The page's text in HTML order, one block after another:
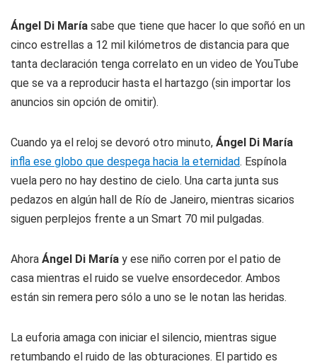
Ángel Di María sabe que tiene que hacer lo que soñó en un
cinco estrellas a 12 mil kilómetros de distancia para que
tanta declaración tenga correlato en un video de YouTube
que se va a reproducir hasta el hartazgo (sin importar los
anuncios sin opción de omitir).
Cuando ya el reloj se devoró otro minuto, Ángel Di María
infla ese globo que despega hacia la eternidad. Espínola
vuela pero no hay destino de cielo. Una carta junta sus
pedazos en algún hall de Río de Janeiro, mientras sicarios
siguen perplejos frente a un Smart 70 mil pulgadas.
Ahora Ángel Di María y ese niño corren por el patio de
casa mientras el ruido se vuelve ensordecedor. Ambos
están sin remera pero sólo a uno se le notan las heridas.
La euforia amaga con iniciar el silencio, mientras sigue
retumbando el ruido de las obturaciones. El partido es